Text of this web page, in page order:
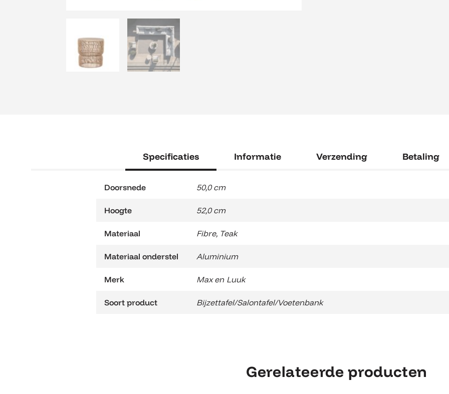
Specificaties Informatie Verzending Betaling
Doorsnede 50,0 cm
Hoogte 52,0 cm
Materiaal Fibre, Teak
Materiaal onderstel Aluminium
Merk Max en Luuk
Soort product Bijzettafel/Salontafel/Voetenbank
Gerelateerde producten